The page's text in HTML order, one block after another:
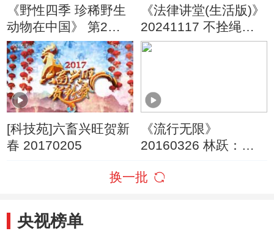
《野性四季 珍稀野生
动物在中国》 第2集
雪豹的冰封王国
《法律讲堂(生活版)》
20241117 不拴绳的
狗
[科技苑]六畜兴旺贺新
春 20170205
《流行无限》
20160326 林跃：守
换一批
央视榜单